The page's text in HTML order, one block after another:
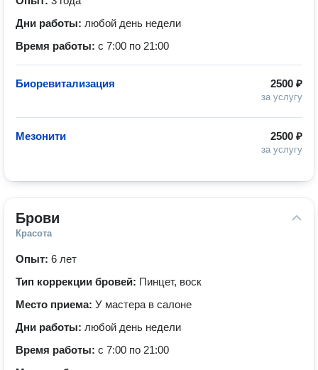
Дни работы: любой день недели
Время работы: с 7:00 по 21:00
2500 ₽
за услугу
Биоревитализация
2500 ₽
за услугу
Мезонити
Брови
Красота
Опыт: 6 лет
Тип коррекции бровей: Пинцет, воск
Место приема: У мастера в салоне
Дни работы: любой день недели
Время работы: с 7:00 по 21:00